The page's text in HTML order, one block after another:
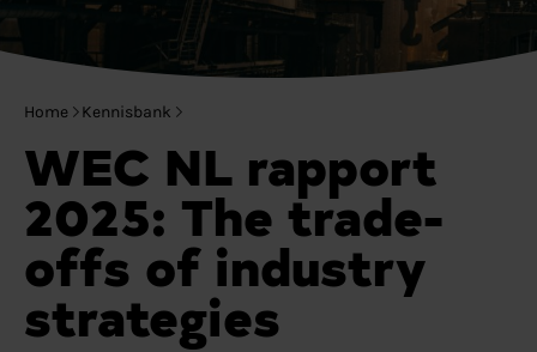
Home Kennisbank
WEC NL rapport
2025: The trade-
offs of industry
strategies